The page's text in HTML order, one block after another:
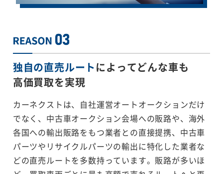
独自の直売ルートによってどんな車も
高価買取を実現
カーネクストは、自社運営オートオークションだけ
でなく、中古車オークション会場への販路や、海外
各国への輸出販路をもつ業者との直接提携、中古車
パーツやリサイクルパーツの輸出に特化した業者な
どの直売ルートを多数持っています。販路が多いほ